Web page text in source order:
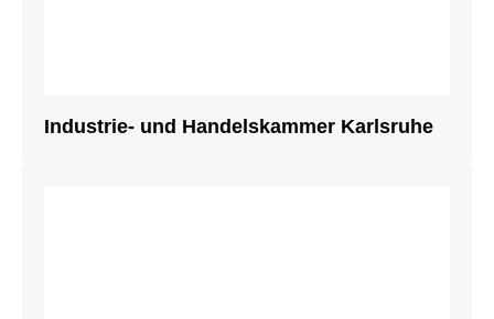
Industrie- und Handelskammer Karlsruhe